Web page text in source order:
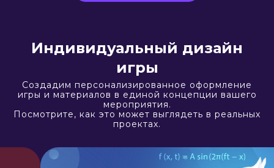
Индивидуальный дизайн
игры
Создадим персонализированное оформление
игры и материалов в единой концепции вашего
мероприятия.
Посмотрите, как это может выглядеть в реальных
проектах.